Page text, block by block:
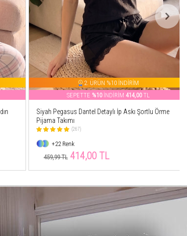
2. ÜRÜN %10 İNDİRİM
SEPETTE%10İNDİRİM414,00TL
Siyah Pegasus Dantel Detaylı İp Askı Şortlu Örme
Pijama Takımı
(267)
+22 Renk
459,99 TL 414,00 TL